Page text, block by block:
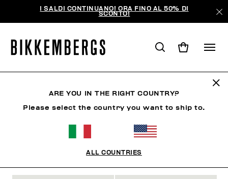
I SALDI CONTINUANO! ORA FINO AL 50% DI
SCONTO!
ARE YOU IN THE RIGHT COUNTRY?
Please select the country you want to ship to.
ALL COUNTRIES